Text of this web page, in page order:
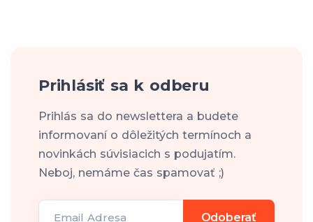
Prihlásiť sa k odberu
Prihlás sa do newslettera a budete
informovaní o dôležitých termínoch a
novinkách súvisiacich s podujatím.
Neboj, nemáme čas spamovať ;)
Email Adresa Odoberať